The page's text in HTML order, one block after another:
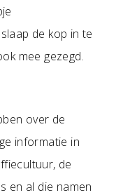
de kop in te
mee gezegd.
over de
informatie in
de
en al die namen